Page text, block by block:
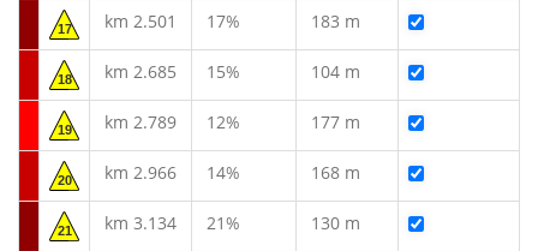
17 km 2.501 17% 183 m
18 km 2.685 15% 104 m
19 km 2.789 12% 177 m
20 km 2.966 14% 168 m
21 km 3.134 21% 130 m